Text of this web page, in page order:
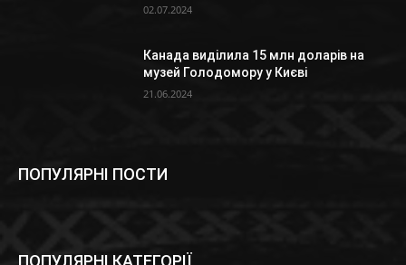
02.07.2024
Канада виділила 15 млн доларів на
музей Голодомору у Києві
21.06.2024
ПОПУЛЯРНІ ПОСТИ
ПОПУЛЯРНІ КАТЕГОРІЇ